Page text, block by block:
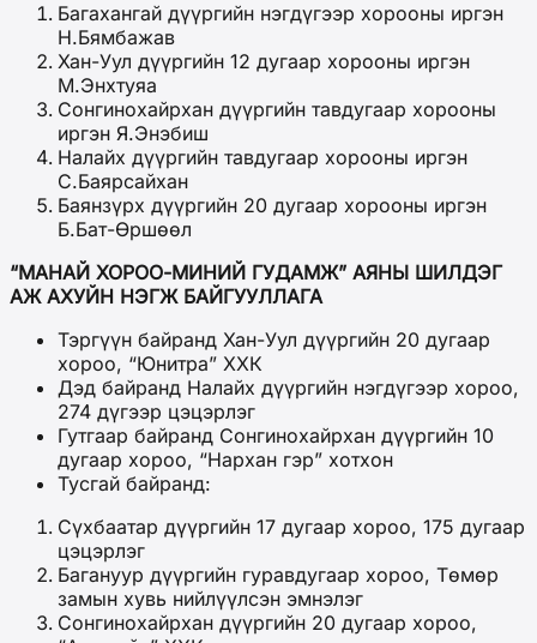
Багахангай дүүргийн нэгдүгээр хорооны иргэн
Н.Бямбажав
Хан-Уул дүүргийн 12 дугаар хорооны иргэн
М.Энхтуяа
Сонгинохайрхан дүүргийн тавдугаар хорооны
иргэн Я.Энэбиш
Налайх дүүргийн тавдугаар хорооны иргэн
С.Баярсайхан
Баянзүрх дүүргийн 20 дугаар хорооны иргэн
Б.Бат-Өршөөл
“МАНАЙ ХОРОО-МИНИЙ ГУДАМЖ” АЯНЫ ШИЛДЭГ
АЖ АХУЙН НЭГЖ БАЙГУУЛЛАГА
Тэргүүн байранд Хан-Уул дүүргийн 20 дугаар
хороо, “Юнитра” ХХК
Дэд байранд Налайх дүүргийн нэгдүгээр хороо,
274 дүгээр цэцэрлэг
Гутгаар байранд Сонгинохайрхан дүүргийн 10
дугаар хороо, “Нархан гэр” хотхон
Тусгай байранд:
Сүхбаатар дүүргийн 17 дугаар хороо, 175 дугаар
цэцэрлэг
Багануур дүүргийн гуравдугаар хороо, Төмөр
замын хувь нийлүүлсэн эмнэлэг
Сонгинохайрхан дүүргийн 20 дугаар хороо,